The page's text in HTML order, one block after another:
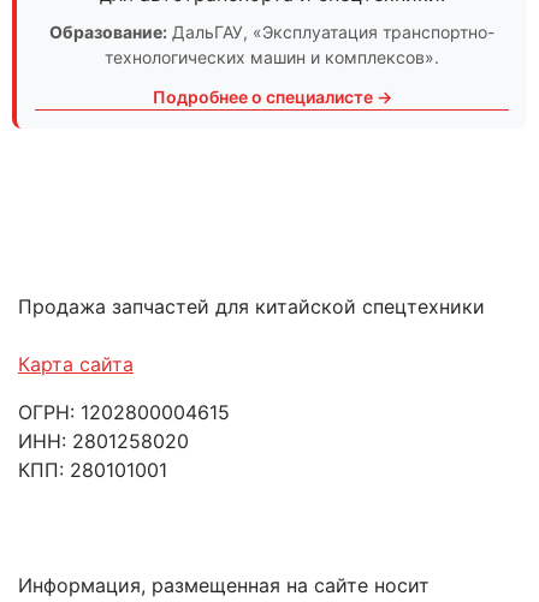
Образование: ДальГАУ, «Эксплуатация транспортно-
технологических машин и комплексов».
Подробнее о специалисте →
Продажа запчастей для китайской спецтехники
Карта сайта
ОГРН: 1202800004615
ИНН: 2801258020
КПП: 280101001
Информация, размещенная на сайте носит